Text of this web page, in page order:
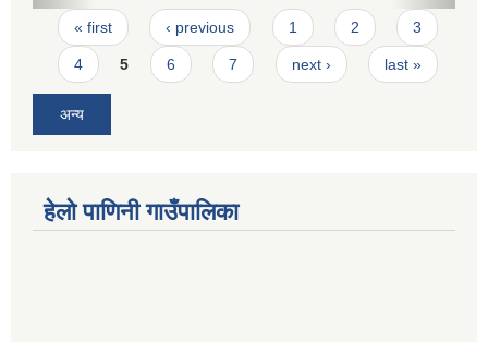
Pages
« first ‹ previous 1 2 3
4 5 6 7 next › last »
अन्य
हेलो पाणिनी गाउँपालिका